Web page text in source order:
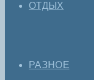
ОТДЫХ
РАЗНОЕ